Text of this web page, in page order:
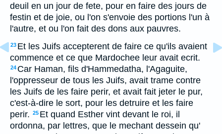
deuil en un jour de fete, pour en faire des jours de
festin et de joie, ou l'on s'envoie des portions l'un à
l'autre, et ou l'on fait des dons aux pauvres.
23 Et les Juifs accepterent de faire ce qu'ils avaient
commence et ce que Mardochee leur avait ecrit.
24 Car Haman, fils d'Hammedatha, l'Agaguite,
l'oppresseur de tous les Juifs, avait trame contre
les Juifs de les faire perir, et avait fait jeter le pur,
c'est-à-dire le sort, pour les detruire et les faire
perir. 25 Et quand Esther vint devant le roi, il
ordonna, par lettres, que le mechant dessein qu'